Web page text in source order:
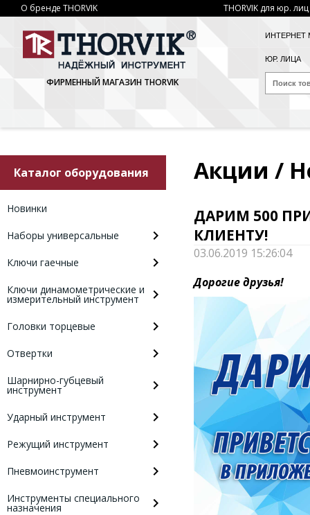
О бренде THORVIK THORVIK для юр. лиц
ФИРМЕННЫЙ МАГАЗИН THORVIK
ИНТЕРНЕТ
ЮР. ЛИЦА
Каталог оборудования
Новинки
Наборы универсальные
Ключи гаечные
Ключи динамометрические и
измерительный инструмент
Головки торцевые
Отвертки
Шарнирно-губцевый
инструмент
Ударный инструмент
Режущий инструмент
Пневмоинструмент
Инструменты специального
назначения
Акции /
ДАРИМ 500
КЛИЕНТУ!
03.06.2019 15:26:04
Дорогие друзья!